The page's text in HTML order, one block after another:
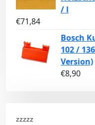
/ l
€71,84
Bosch
102 /
Version)
€8,90
zzzzz